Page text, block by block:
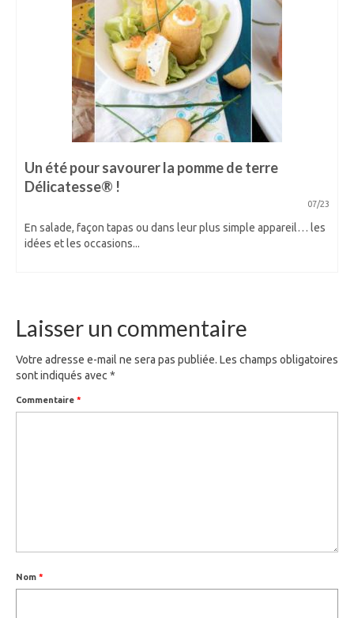
Un été pour savourer la pomme de terre
Délicatesse® !
07/23
En salade, façon tapas ou dans leur plus simple appareil… les
idées et les occasions...
Laisser un commentaire
Votre adresse e-mail ne sera pas publiée. Les champs obligatoires
sont indiqués avec *
Commentaire *
Nom *